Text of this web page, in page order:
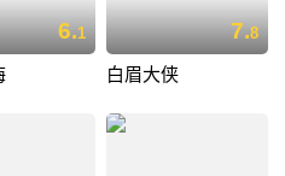
6.1 7.8
白眉大侠